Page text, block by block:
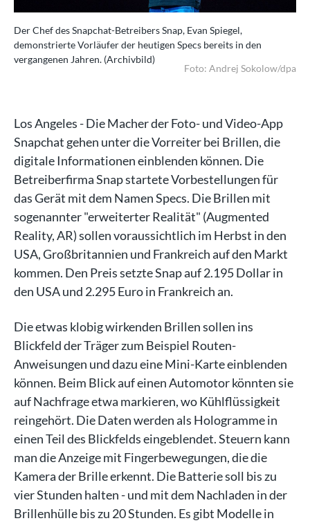
Der Chef des Snapchat-Betreibers Snap, Evan Spiegel,
demonstrierte Vorläufer der heutigen Specs bereits in den
vergangenen Jahren. (Archivbild)
Foto: Andrej Sokolow/dpa
Los Angeles - Die Macher der Foto- und Video-App
Snapchat gehen unter die Vorreiter bei Brillen, die
digitale Informationen einblenden können. Die
Betreiberfirma Snap startete Vorbestellungen für
das Gerät mit dem Namen Specs. Die Brillen mit
sogenannter "erweiterter Realität" (Augmented
Reality, AR) sollen voraussichtlich im Herbst in den
USA, Großbritannien und Frankreich auf den Markt
kommen. Den Preis setzte Snap auf 2.195 Dollar in
den USA und 2.295 Euro in Frankreich an.
Die etwas klobig wirkenden Brillen sollen ins
Blickfeld der Träger zum Beispiel Routen-
Anweisungen und dazu eine Mini-Karte einblenden
können. Beim Blick auf einen Automotor könnten sie
auf Nachfrage etwa markieren, wo Kühlflüssigkeit
reingehört. Die Daten werden als Hologramme in
einen Teil des Blickfelds eingeblendet. Steuern kann
man die Anzeige mit Fingerbewegungen, die die
Kamera der Brille erkennt. Die Batterie soll bis zu
vier Stunden halten - und mit dem Nachladen in der
Brillenhülle bis zu 20 Stunden. Es gibt Modelle in